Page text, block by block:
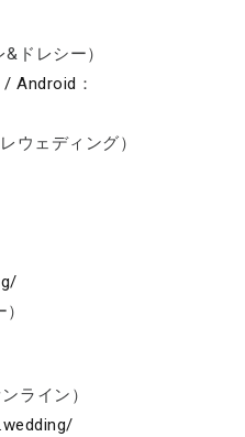
ドレシー）
Android ：
ウェディング）
ライン）